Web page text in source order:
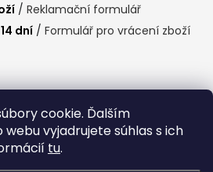
cookie. Ďalším
vyjadrujete súhlas s ich
tu.
/ Reklamační formulář
dní / Formulář pro vrácení zboží
/11:00 - 11:30